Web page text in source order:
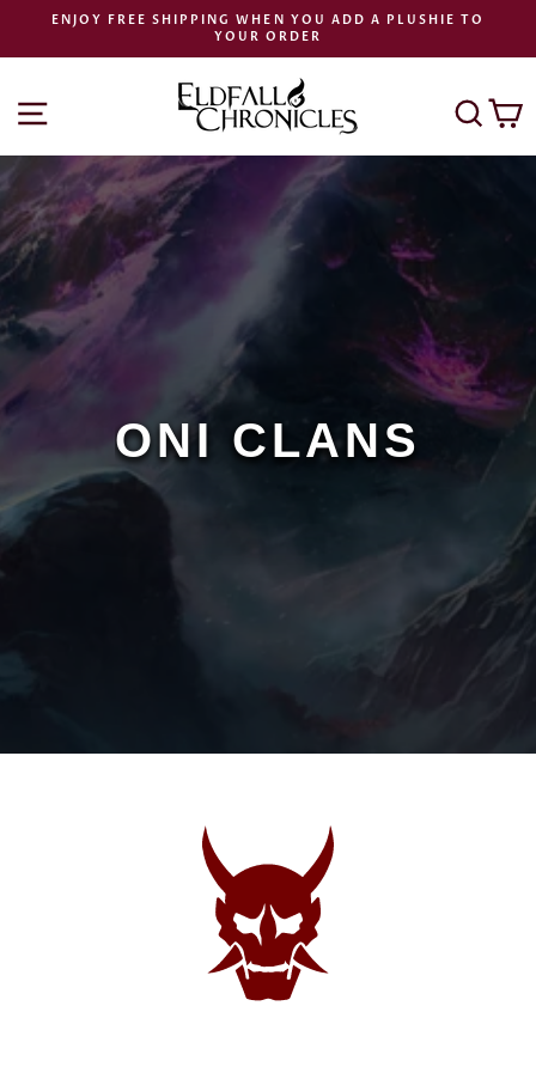
Preskoči
vsebino
Zaustavi
ENJOY FREE SHIPPING WHEN YOU ADD A PLUSHIE TO
YOUR ORDER
NAVIGACIJA PO SPLETNEM MESTU
ONI CLANS